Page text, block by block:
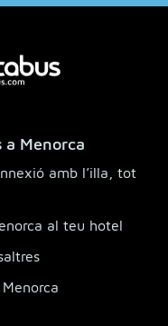
a Menorca
amb l’illa, tot
al teu hotel